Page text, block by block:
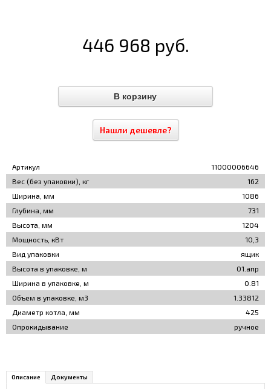
446 968 руб.
Нашли дешевле?
Артикул
11000006646
Вес (без упаковки), кг
162
Ширина, мм
1086
Глубина, мм
731
Высота, мм
1204
Мощность, кВт
10,3
Вид упаковки
ящик
Высота в упаковке, м
01.апр
Ширина в упаковке, м
0.81
Объем в упаковке, м3
1.33812
Диаметр котла, мм
425
Опрокидывание
ручное
Описание Документы